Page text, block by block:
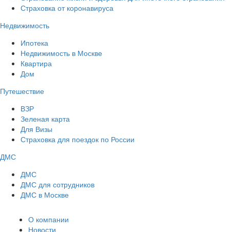
Страховка от коронавируса
Недвижимость
Ипотека
Недвижимость в Москве
Квартира
Дом
Путешествие
ВЗР
Зеленая карта
Для Визы
Страховка для поездок по России
ДМС
ДМС
ДМС для сотрудников
ДМС в Москве
О компании
Новости